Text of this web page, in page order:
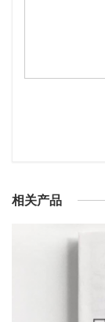
相关产品